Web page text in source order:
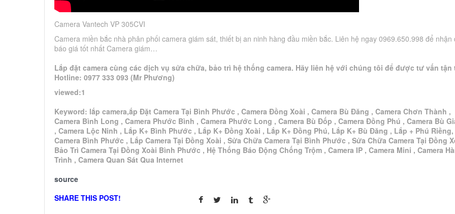
Camera Vantech VP 305CVI
Camera miền bắc nhà phân phối camera giám sát, thiết bị an ninh hàng đầu miền bắc. Liên hệ ngay 0969.650.998 để nhận
báo giá tốt nhất Camera giám…
Lắp đặt camera cùng các dịch vụ sửa chữa, bảo trì hệ thống camera. Hãy liên hệ với chúng tôi để được tư vấn tận
Hotline: 0977 333 093 (Mr Phương)
viewed:1
Keyword: lắp camera,ắp Đặt Camera Tại Bình Phước , Camera Đồng Xoài , Camera Bù Đăng , Camera Chơn Thành ,
Camera Bình Long , Camera Phước Bình , Camera Phước Long , Camera Bù Đốp , Camera Đồng Phú , Camera Bù
, Camera Lộc Ninh , Lắp K+ Bình Phước , Lắp K+ Đồng Xoài , Lắp K+ Đồng Phú, Lắp K+ Bù Đăng , Lắp + Phú
Camera Bình Phước , Lắp Camera Tại Đồng Xoài , Sửa Chữa Camera Tại Bình Phước , Sửa Chữa Camera Tại Đồng
Bảo Trì Camera Tại Đồng Xoài Bình Phước , Hệ Thống Báo Động Chống Trộm , Camera IP , Camera Mini , Camera
Trình , Camera Quan Sát Qua Internet
source
SHARE THIS POST!